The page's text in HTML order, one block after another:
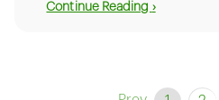
Continue Reading